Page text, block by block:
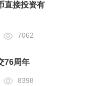
直接投资有
7062
76周年
8398